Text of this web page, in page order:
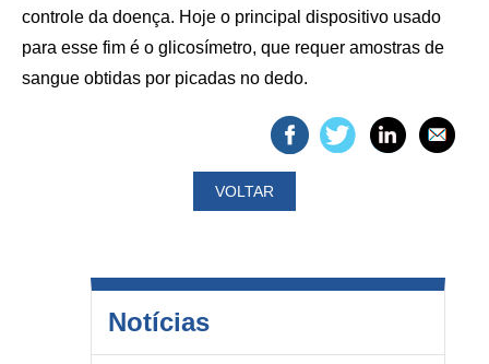
controle da doença. Hoje o principal dispositivo usado
para esse fim é o glicosímetro, que requer amostras de
sangue obtidas por picadas no dedo.
VOLTAR
Notícias